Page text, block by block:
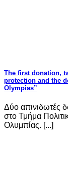
The first donation,
protection and the
Olympias”
Δύο απινιδωτές
στο Τμήμα
Ολυμπίας. [...]